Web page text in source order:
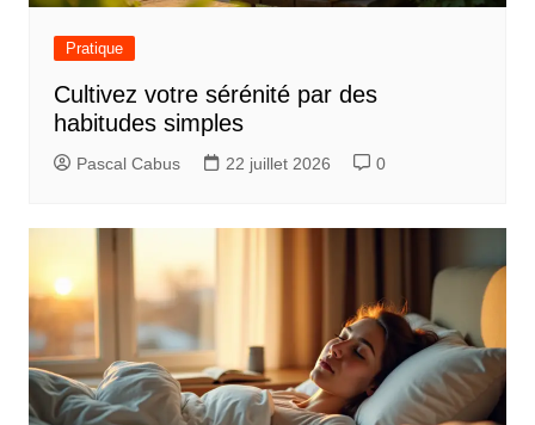
Pratique
Cultivez votre sérénité par des
habitudes simples
Pascal Cabus 22 juillet 2026 0